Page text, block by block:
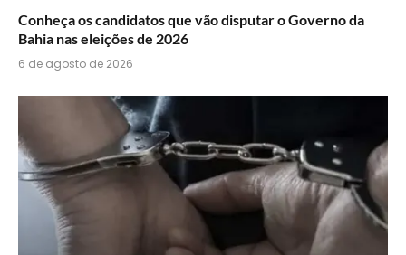
Conheça os candidatos que vão disputar o Governo da
Bahia nas eleições de 2026
6 de agosto de 2026